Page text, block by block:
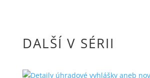
DALŠÍ V SÉRII